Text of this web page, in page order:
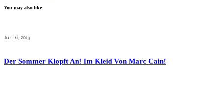
You may also like
Juni 6, 2013
Der Sommer Klopft An! Im Kleid Von Marc Cain!